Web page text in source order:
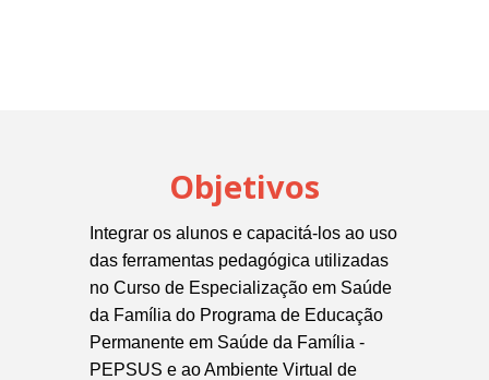
Objetivos
Integrar os alunos e capacitá-los ao uso
das ferramentas pedagógica utilizadas
no Curso de Especialização em Saúde
da Família do Programa de Educação
Permanente em Saúde da Família -
PEPSUS e ao Ambiente Virtual de